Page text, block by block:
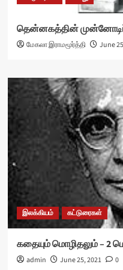
தென்னகத்தின் முன்னோடிப்
மேகலா இராமமூர்த்தி June
இலக்கியம் கட்டுரைகள்
கதையும் மொழிதலும் – 2
admin June 25, 2021 0